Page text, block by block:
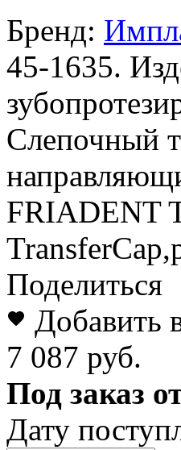
Бренд:
45-1635.
Слепочный
FRIADENT
Поделиться
Добавить
7 087 руб.
Под заказ
Дату